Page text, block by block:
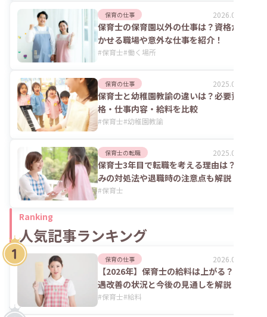
保育の仕事 2026.07.24
保育士の保育園以外の仕事は？資格が活
かせる職場や意外な仕事を紹介！
#保育士#働く場所
保育の仕事 2025.06.02
保育士と幼稚園教諭の違いは？必要資
格・仕事内容・給料を比較
#保育士#幼稚園教諭
保育士の転職 2025.06.02
保育士3年目で転職を考える理由は？悩
みの対処法や退職時の注意点も解説
#保育士
Ranking
人気記事ランキング
保育の仕事 2026.08.06
【2026年】保育士の給料は上がる？処
遇改善の状況と今後の見通しを解説
#保育士#給料